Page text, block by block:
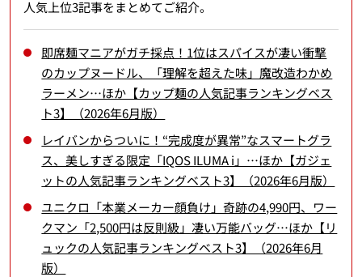
人気上位3記事をまとめてご紹介。
即席麺マニアがガチ採点！1位はスパイスが凄い衝撃
のカップヌードル、「理解を超えた味」魔改造わかめ
ラーメン…ほか【カップ麺の人気記事ランキングベス
ト3】（2026年6月版）
レイバンからついに！“完成度が異常”なスマートグラ
ス、美しすぎる限定「IQOS ILUMA i」…ほか【ガジェ
ットの人気記事ランキングベスト3】（2026年6月版）
ユニクロ「本業メーカー顔負け」奇跡の4,990円、ワー
クマン「2,500円は反則級」凄い万能バッグ…ほか【リ
ュックの人気記事ランキングベスト3】（2026年6月
版）